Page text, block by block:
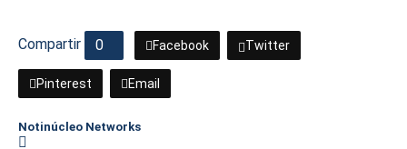
Compartir 0 Facebook Twitter
Pinterest Email
Notinúcleo Networks